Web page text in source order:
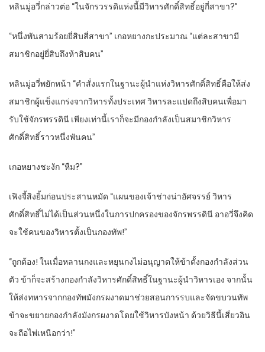
หลินมู่อวี่กล่าวต่อ “ในจักรวรรดิแห่งนี้มีวิหารศักดิ์สิทธิ์อยู่กี่สาขา?”
“หนึ่งพันสามร้อยยี่สิบสี่สาขา” เกอหยางกะประมาณ “แต่ละสาขามี
สมาชิกอยู่ยี่สิบถึงห้าสิบคน”
หลินมู่อวี่พยักหน้า “คำสั่งแรกในฐานะผู้นำแห่งวิหารศักดิ์สิทธิ์คือให้ส่ง
สมาชิกผู้แข็งแกร่งจากวิหารทั้งประเทศ วิหารละแปดถึงสิบคนเพื่อมา
รับใช้จักรพรรดินี เพียงเท่านี้เราก็จะมีกองกำลังเป็นสมาชิกวิหาร
ศักดิ์สิทธิ์ราวหนึ่งพันคน”
เกอหยางชะงัก “หืม?”
เฟิงจี้สิงยิ้มก่อนประสานหมัด “แผนของเจ้าช่างน่าอัศจรรย์ วิหาร
ศักดิ์สิทธิ์ไม่ได้เป็นส่วนหนึ่งในการปกครองของจักรพรรดินี อาอวี่จึงคิด
จะใช้คนของวิหารตั้งเป็นกองทัพ!”
“ถูกต้อง! ในเมื่อหลานกงและหยุนกงไม่อนุญาตให้ข้าตั้งกองกำลังส่วน
ตัว ข้าก็จะสร้างกองกำลังวิหารศักดิ์สิทธิ์ในฐานะผู้นำวิหารเอง จากนั้น
ให้ส่งทหารจากกองทัพมังกรผงาดมาช่วยสอนการรบและจัดขบวนทัพ
ข้าจะขยายกองกำลังมังกรผงาดโดยใช้วิหารบังหน้า ด้วยวิธีนี้เสี่ยวอิน
จะถือไพ่เหนือกว่า!”